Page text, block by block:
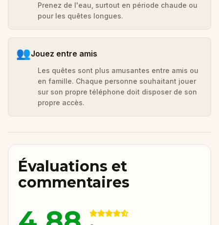
Prenez de l'eau, surtout en période chaude ou
pour les quêtes longues.
👥Jouez entre amis
Les quêtes sont plus amusantes entre amis ou
en famille. Chaque personne souhaitant jouer
sur son propre téléphone doit disposer de son
propre accès.
Évaluations et
commentaires